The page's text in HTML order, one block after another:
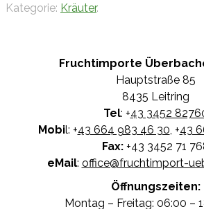
Kategorie: Kräuter.
Fruchtimporte
Hauptstraße 85
8435 Leitring
Tel: +43 3452
Mobil: +43 664 983 46 30, +43
Fax:+43 3452 71
eMail: office@fruchtimport-
Öffnungszeiten:
Montag – Freitag: 06:00 –